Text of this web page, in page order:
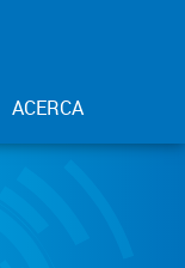
ACERCA